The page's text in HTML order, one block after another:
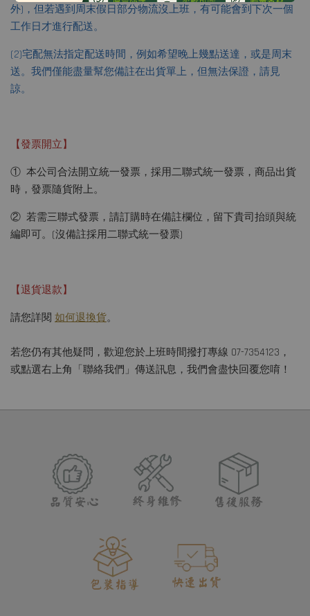
外)，但若遇到周末假日部分物流沒上班，有可能會到下次一個
工作日才進行配送。
(2)宅配無法指定配送時間，例如希望晚上幾點送達，或是周末
送。我們僅能盡量幫您備註在出貨單上，但無法保證，請見
諒。
【發票開立】
① 本公司合法開立統一發票，採用二聯式統一發票，商品出貨
時，發票隨貨附上。
② 若需三聯式發票，請訂購時在備註欄位，留下貴司抬頭與統
編即可。(沒備註採用二聯式統一發票)
【退貨退款】
請您詳閱 如何退換貨。
若您仍有其他疑問，歡迎您於上班時間撥打專線 07-7354123，
或點選右上角「聯絡我們」傳送訊息，我們會盡快回覆您唷！